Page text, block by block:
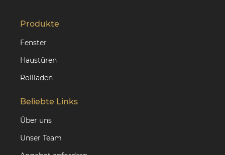
Produkte
Fenster
Haustüren
Rollläden
Beliebte Links
Über uns
Unser Team